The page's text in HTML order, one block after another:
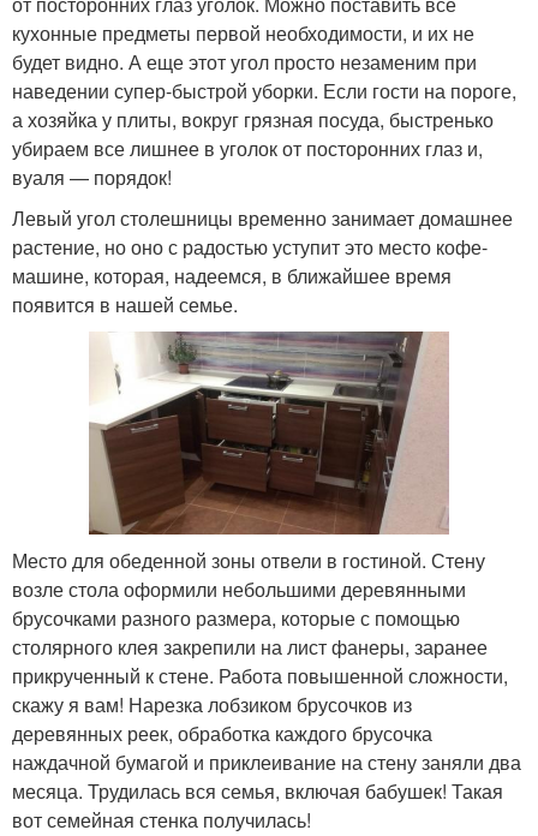
кухонные предметы первой необходимости, и их не
будет видно. А еще этот угол просто незаменим при
наведении супер-быстрой уборки. Если гости на пороге,
а хозяйка у плиты, вокруг грязная посуда, быстренько
убираем все лишнее в уголок от посторонних глаз и,
вуаля — порядок!
Левый угол столешницы временно занимает домашнее
растение, но оно с радостью уступит это место кофе-
машине, которая, надеемся, в ближайшее время
появится в нашей семье.
Место для обеденной зоны отвели в гостиной. Стену
возле стола оформили небольшими деревянными
брусочками разного размера, которые с помощью
столярного клея закрепили на лист фанеры, заранее
прикрученный к стене. Работа повышенной сложности,
скажу я вам! Нарезка лобзиком брусочков из
деревянных реек, обработка каждого брусочка
наждачной бумагой и приклеивание на стену заняли два
месяца. Трудилась вся семья, включая бабушек! Такая
вот семейная стенка получилась!